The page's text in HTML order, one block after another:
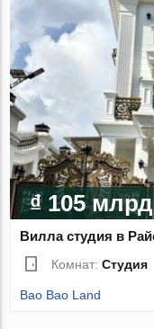
₫ 105
Вилла студия в
Комнат:Студия
Bao Bao Land